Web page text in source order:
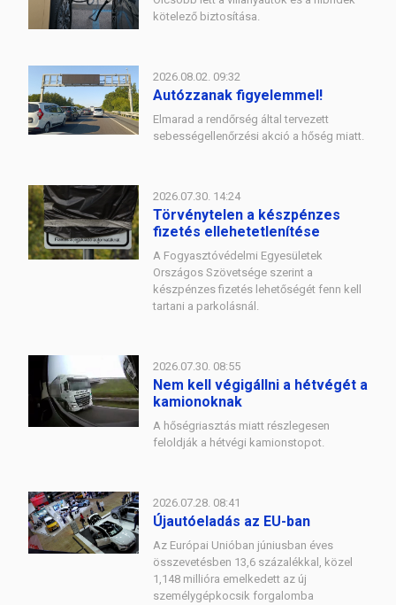
kötelező biztosítása.
2026.08.02. 09:32
Autózzanak figyelemmel!
Elmarad a rendőrség által tervezett
sebességellenőrzési akció a hőség miatt.
2026.07.30. 14:24
Törvénytelen a készpénzes
fizetés ellehetetlenítése
A Fogyasztóvédelmi Egyesületek
Országos Szövetsége szerint a
készpénzes fizetés lehetőségét fenn kell
tartani a parkolásnál.
2026.07.30. 08:55
Nem kell végigállni a hétvégét a
kamionoknak
A hőségriasztás miatt részlegesen
feloldják a hétvégi kamionstopot.
2026.07.28. 08:41
Újautóeladás az EU-ban
Az Európai Unióban júniusban éves
összevetésben 13,6 százalékkal, közel
1,148 millióra emelkedett az új
személygépkocsik forgalomba